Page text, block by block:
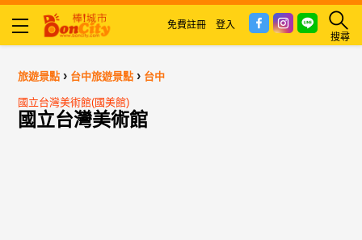
搜尋
免費註冊 登入
旅遊景點 › 台中旅遊景點 › 台中
國立台灣美術館(國美館)
國立台灣美術館